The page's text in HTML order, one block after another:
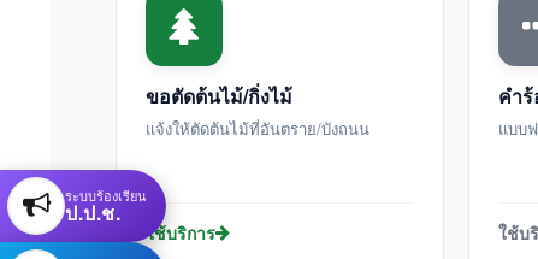
ขอตัดต้นไม้/กิ่งไม้
แจ้งให้ตัดต้นไม้ที่อันตราย/บังถนน
ใช้บริการ
คำ
แบบ
ใช้บ
ระบบร้องเรียน
ป.ป.ช.